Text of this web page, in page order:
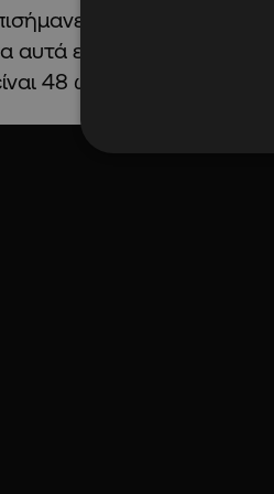
πάντως πως
ενδέχεται να
48 ωρών.